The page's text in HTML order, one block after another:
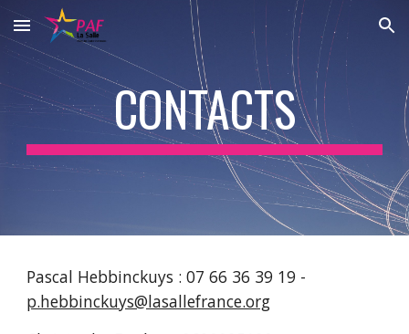
Skip to main content Skip to navigation
CONTACTS
p.hebbinckuys@lasallefrance.org